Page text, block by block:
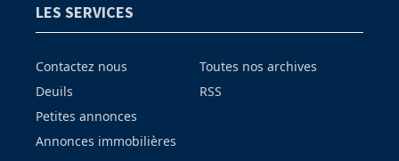
LES SERVICES
Contactez nous
Deuils
Petites annonces
Annonces immobilières
Toutes nos archives
RSS